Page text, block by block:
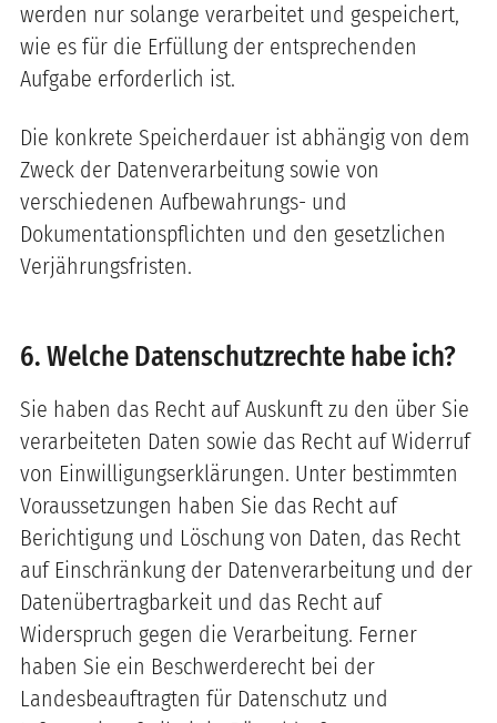
werden nur solange verarbeitet und gespeichert,
wie es für die Erfüllung der entsprechenden
Aufgabe erforderlich ist.
Die konkrete Speicherdauer ist abhängig von dem
Zweck der Datenverarbeitung sowie von
verschiedenen Aufbewahrungs- und
Dokumentationspflichten und den gesetzlichen
Verjährungsfristen.
6. Welche Datenschutzrechte habe ich?
Sie haben das Recht auf Auskunft zu den über Sie
verarbeiteten Daten sowie das Recht auf Widerruf
von Einwilligungserklärungen. Unter bestimmten
Voraussetzungen haben Sie das Recht auf
Berichtigung und Löschung von Daten, das Recht
auf Einschränkung der Datenverarbeitung und der
Datenübertragbarkeit und das Recht auf
Widerspruch gegen die Verarbeitung. Ferner
haben Sie ein Beschwerderecht bei der
Landesbeauftragten für Datenschutz und